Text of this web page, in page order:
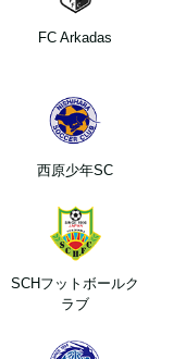
FC Arkadas
西原少年SC
SCHフットボールク
ラブ